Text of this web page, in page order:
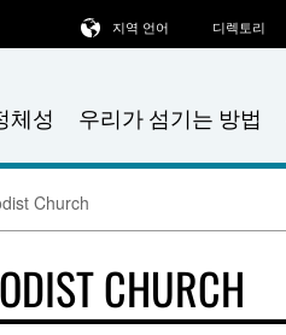
체성 우리가 섬기는 방법
지역 언어 디렉토리
Church
CHURCH